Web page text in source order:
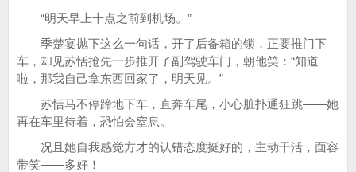
“明天早上十点之前到机场。”
季楚宴抛下这么一句话，开了后备箱的锁，正要推门下
车，却见苏恬抢先一步推开了副驾驶车门，朝他笑：“知道
啦，那我自己拿东西回家了，明天见。”
苏恬马不停蹄地下车，直奔车尾，小心脏扑通狂跳——她
再在车里待着，恐怕会窒息。
况且她自我感觉方才的认错态度挺好的，主动干活，面容
带笑——多好！